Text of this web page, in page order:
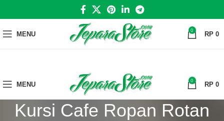
MENU 0 RP 0
MENU 0 RP 0
Kursi Cafe Ropan Rotan